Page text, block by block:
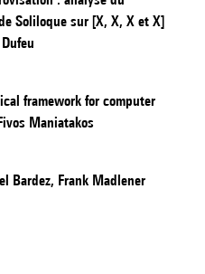
Soliloque sur [X, X, X et X]
framework for computer
Maniatakos
Bardez, Frank Madlener